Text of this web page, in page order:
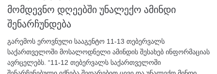
მომდევნო დღეებში უნალექო ამინდი
შენარჩუნდება
გარემოს ეროვნული სააგენტო 11-13 თებერვალს
საქართველოში მოსალოდნელი ამინდის შესახებ ინფორმაციას
ავრცელებს. “11-12 თებერვალს საქართველოში